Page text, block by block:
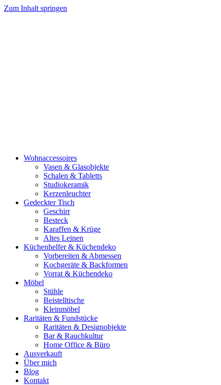
Zum Inhalt springen
Wohnaccessoires
Vasen & Glasobjekte
Schalen & Tabletts
Studiokeramik
Kerzenleuchter
Gedeckter Tisch
Geschirr
Besteck
Karaffen & Krüge
Altes Leinen
Küchenhelfer & Küchendeko
Vorbereiten & Abmessen
Kochgeräte & Backformen
Vorrat & Küchendeko
Möbel
Stühle
Beistelltische
Kleinmöbel
Raritäten & Fundstücke
Raritäten & Designobjekte
Bar & Rauchkultur
Home Office & Büro
Ausverkauft
Über mich
Blog
Kontakt